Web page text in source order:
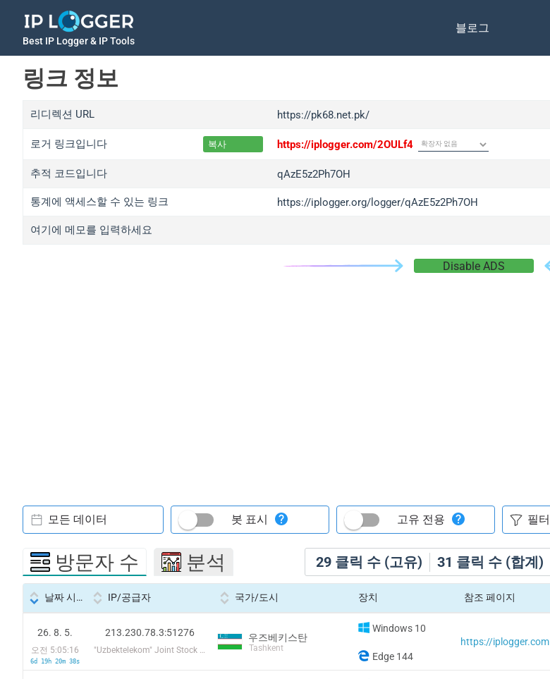
Best IP Logger & IP Tools
블로그
링크 정보
리디렉션 URL https://pk68.net.pk/
로거 링크입니다 복사 https://iplogger.com/2OULf4
추적 코드입니다 qAzE5z2Ph7OH
통계에 액세스할 수 있는 링크 https://iplogger.org/logger/qAzE5z2Ph7OH
여기에 메모를 입력하세요
Disable ADS
29 클릭 수 (고유) 31 클릭 수 (합계)
모든 데이터 봇 표시 고유 전용
방문자 수 분석
날짜 시간 IP/공급자 국가/도시 장치 참조 페이지
26. 8. 5.
오전 5:05:16
6d 19h 20m 38s
213.230.78.3:51276
"Uzbektelekom" Joint Stock Company
우즈베키스탄
Tashkent
Windows 10
Edge 144
https://iplogger.com